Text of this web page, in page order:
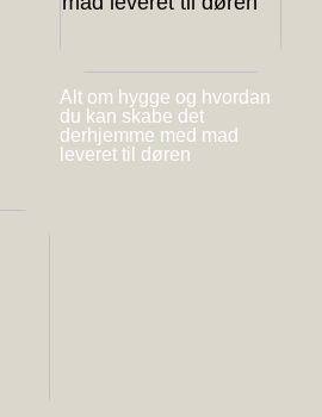
Alt om hygge og hvordan
du kan skabe det
derhjemme med mad
leveret til døren